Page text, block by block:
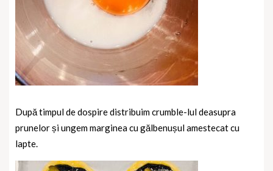
După timpul de dospire distribuim crumble-lul deasupra
prunelor și ungem marginea cu gălbenușul amestecat cu
lapte.